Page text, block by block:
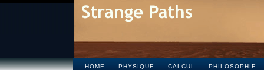
HOME PHYSIQUE CALCUL PHILOSOPHIE